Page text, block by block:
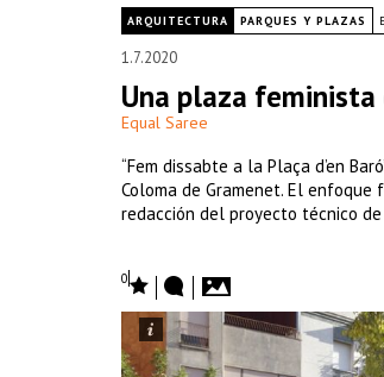
ARQUITECTURA PARQUES Y PLAZAS
1.7.2020
Una plaza feminista
Equal Saree
“Fem dissabte a la Plaça d’en
Coloma de Gramenet. El
redacción del proyecto técnico
0